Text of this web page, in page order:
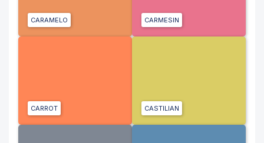
CARAMELO CARMESIN
CARROT CASTILIAN